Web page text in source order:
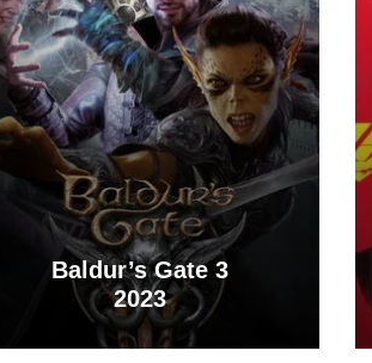
Baldur’s Gate 3
2023